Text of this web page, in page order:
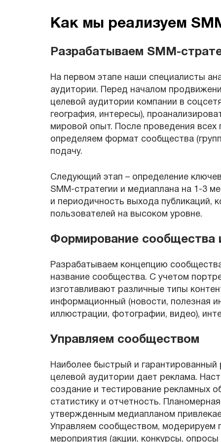
Как мы реализуем
Разрабатываем SMM-
На первом этапе наши специалисты
аудитории. Перед началом
целевой аудитории компании в
география, интересы),
мировой опыт. После проведения
определяем формат сообщества
подачу.
Следующий этап – определение
SMM-стратегии и медиаплана на 1-3
и периодичность выхода публикаций,
пользователей на высоком уровне.
Формирование сообщества
Разрабатываем концепцию
название сообщества. С учетом
изготавливают различные типы
информационный (новости, полезная
иллюстрации, фотографии, видео),
Управляем сообществом
Наиболее быстрый и
целевой аудитории дает реклама.
создание и тестирование рекламных
статистику и отчетность.
утвержденным медиапланом
Управляем сообществом, модерируем
мероприятия (акции, конкурсы, опросы